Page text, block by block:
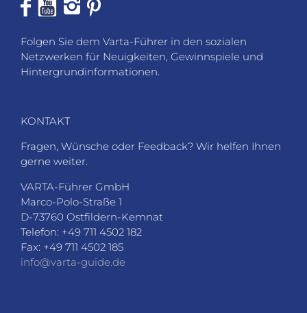
Folgen Sie dem Varta-Führer in den sozialen
Netzwerken für Neuigkeiten, Gewinnspiele und
Hintergrundinformationen.
KONTAKT
Fragen, Wünsche oder Feedback? Wir helfen Ihnen
gerne weiter.
VARTA-Führer GmbH
Marco-Polo-Straße 1
D-73760 Ostfildern-Kemnat
Telefon: +49 711 4502 182
Fax: +49 711 4502 185
info@varta-guide.de